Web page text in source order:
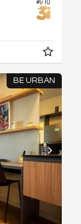
#910
BE URBAN